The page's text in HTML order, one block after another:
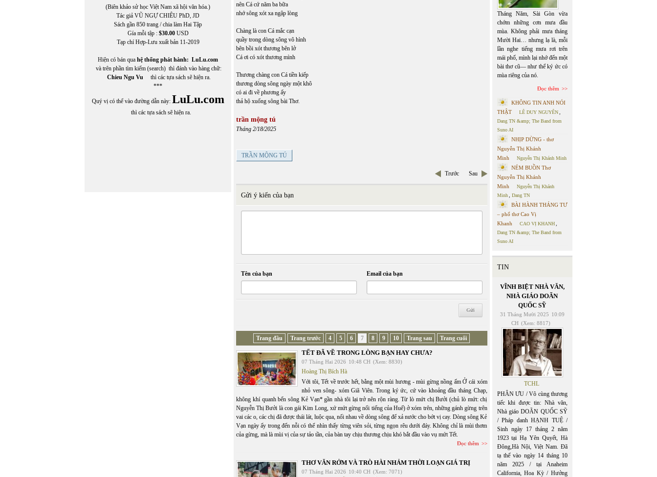
(Biên khảo sử học Việt Nam xã hội văn hóa.)
Tác giả VŨ NGỰ CHIÊU PhD, JD
Sách gần 850 trang / chia làm Hai Tập
Gía mỗi tập : $30.00USD
Tạp chí Hợp-Lưu xuất bản 11-2019
Hiện có bán qua hệ thống phát hành: LuLu.com
và trên phần tìm kiếm (search) thì đánh vào hàng chữ:
Chieu Ngu Vu thì các tựa sách sẽ hiện ra.
***
Quý vị có thể vào đường dẫn này: LuLu.com
thì các tựa sách sẽ hiện ra.
nên Cá cứ năm ba bữa
nhớ sông xót xa ngập lòng
Chàng là con Cá mắc cạn
quầy trong dòng sông vô hình
bên bồi xót thương bên lở
Cá ơi có xót thương mình
Thương chàng con Cá tiền kiếp
thương dòng sông ngày một khô
có ai đi về phương ấy
thả hộ xuống sông bài Thơ.
trần mộng tú
Tháng 2/18/2025
TRẦN MỘNG TÚ
Trước Sau
Gửi ý kiến của bạn
Tên của bạn Email của bạn
Trang đầu Trang trước 4 5 6 7 8 9 10 Trang sau Trang cuối
TẾT ĐÃ VỀ TRONG LÒNG BẠN HAY CHƯA?
07 Tháng Hai 2026 10:48 CH (Xem: 8830)
Hoàng Thị Bích Hà
Với tôi, Tết về trước hết, bằng một mùi hương - mùi gừng nồng ấm Ở cái xóm
nhỏ ven sông- xóm Giã Viên. Trong ký ức, cứ vào khoảng đầu tháng Chạp,
không khí quanh bến sông Kẻ Vạn* gần nhà tôi lại trở nên rộn ràng. Từ lò mứt chị Bưởi (chủ lò mứt: chị
Nguyễn Thị Bưởi là con gái Kim Long, xứ mứt gừng nổi tiếng của Huế) ở xóm trên, những gánh gừng trên
vai các o, các chị đã được thái lát, luộc qua, nối nhau về dòng sông để xả nước cho bớt vị cay. Dòng sông Kẻ
Vạn ngày ấy trong đến nỗi có thể nhìn thấy từng viên sỏi, từng ngọn rêu dưới đáy. Không chỉ là mùi thơm
của gừng, mà là mùi vị của sự tảo tần, của bàn tay chịu thương chịu khó bắt đầu vào vụ mứt Tết.
Đọc thêm
THƠ VĂN RỞM VÀ TRÒ HÀI NHẢM THỜI LOẠN GIÁ TRỊ
07 Tháng Hai 2026 10:40 CH (Xem: 7071)
Tháng Năm, Sài Gòn vừa
chớm những cơn mưa đầu
mùa. Không phải mưa tháng
Mười Hai… nhưng lạ là, mỗi
lần nghe tiếng mưa rơi trên
mái phố, mình lại nhớ đến một
bài thơ cũ— như thể ký ức có
mùa riêng của nó.
Đọc thêm
KHÔNG TIN ANH NÓI
THẬT
LÊ DUY NGUYÊN
Dang TN &amp; The Band from
Suno AI
NHỊP DỪNG - thơ
Nguyễn Thị Khánh
Minh
Nguyễn Thị Khánh Minh
NÉM BUỒN Thơ
Nguyễn Thị Khánh
Minh
Nguyễn Thị Khánh
Minh
Dang TN
BÀI HÀNH THÁNG TƯ
– phổ thơ Cao Vị
Khanh
CAO VỊ KHANH
Dang TN &amp; The Band from
Suno AI
TIN
VĨNH BIỆT NHÀ VĂN,
NHÀ GIÁO DOÃN
QUỐC SỸ
31 Tháng Mười 2025 10:09
CH (Xem: 8817)
TCHL
PHÂN ƯU / Vô cùng thương
tiếc khi được tin: Nhà văn,
Nhà giáo DOÃN QUỐC SỸ
/ Pháp danh HẠNH TUỆ /
Sinh ngày 17 tháng 2 năm
1923 tại Hạ Yên Quyết, Hà
Đông,Hà Nội, Việt Nam. Đã
tạ thế vào ngày 14 tháng 10
năm 2025 / tại Anaheim
California, Hoa Kỳ / Hưởng